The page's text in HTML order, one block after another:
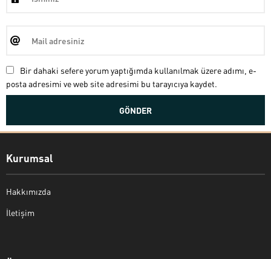
Bir dahaki sefere yorum yaptığımda kullanılmak üzere adımı, e-
posta adresimi ve web site adresimi bu tarayıcıya kaydet.
Kurumsal
Hakkımızda
İletişim